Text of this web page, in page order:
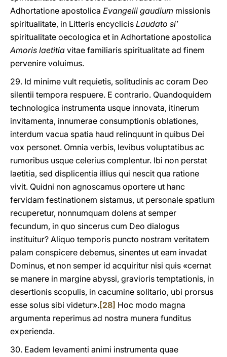
Adhortatione apostolica Evangelii gaudium missionis
spiritualitate, in Litteris encyclicis Laudato si’
spiritualitate oecologica et in Adhortatione apostolica
Amoris laetitia vitae familiaris spiritualitate ad finem
pervenire voluimus.
29. Id minime vult requietis, solitudinis ac coram Deo
silentii tempora respuere. E contrario. Quandoquidem
technologica instrumenta usque innovata, itinerum
invitamenta, innumerae consumptionis oblationes,
interdum vacua spatia haud relinquunt in quibus Dei
vox personet. Omnia verbis, levibus voluptatibus ac
rumoribus usque celerius complentur. Ibi non perstat
laetitia, sed displicentia illius qui nescit qua ratione
vivit. Quidni non agnoscamus oportere ut hanc
fervidam festinationem sistamus, ut personale spatium
recuperetur, nonnumquam dolens at semper
fecundum, in quo sincerus cum Deo dialogus
instituitur? Aliquo temporis puncto nostram veritatem
palam conspicere debemus, sinentes ut eam invadat
Dominus, et non semper id acquiritur nisi quis «cernat
se manere in margine abyssi, gravioris temptationis, in
desertionis scopulis, in cacumine solitario, ubi prorsus
esse solus sibi videtur».[28] Hoc modo magna
argumenta reperimus ad nostra munera funditus
experienda.
30. Eadem levamenti animi instrumenta quae